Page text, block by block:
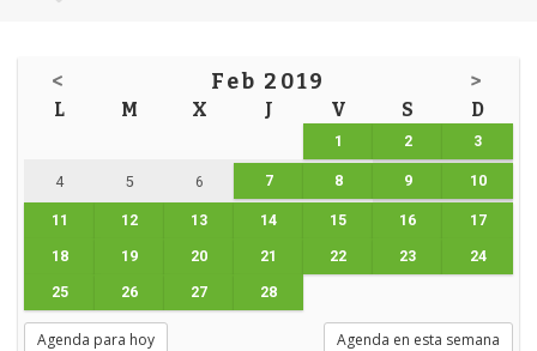
< Feb 2019 >
L M X J V S D
1 2 3
4 5 6 7 8 9 10
11 12 13 14 15 16 17
18 19 20 21 22 23 24
25 26 27 28
Agenda para hoy Agenda en esta semana